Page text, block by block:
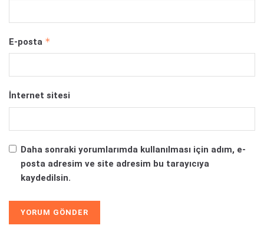
E-posta *
İnternet sitesi
Daha sonraki yorumlarımda kullanılması için adım, e-
posta adresim ve site adresim bu tarayıcıya
kaydedilsin.